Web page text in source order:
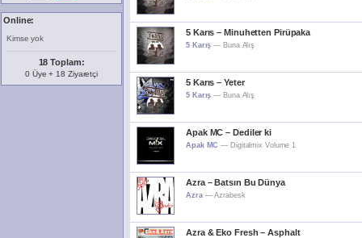
Online:
Kimse yok
18 Toplam:
0 Üye + 18 Ziyaretçi
5 Karıs – Minuhetten Pirüpaka
5 Karış — Buna Alış
5 Karıs – Yeter
5 Karış — Buna Alış
Apak MC – Dediler ki
Apak MC — Digitalmix Volume 1
Azra – Batsın Bu Dünya
Azra —Azrabesk
Azra & Eko Fresh – Asphalt